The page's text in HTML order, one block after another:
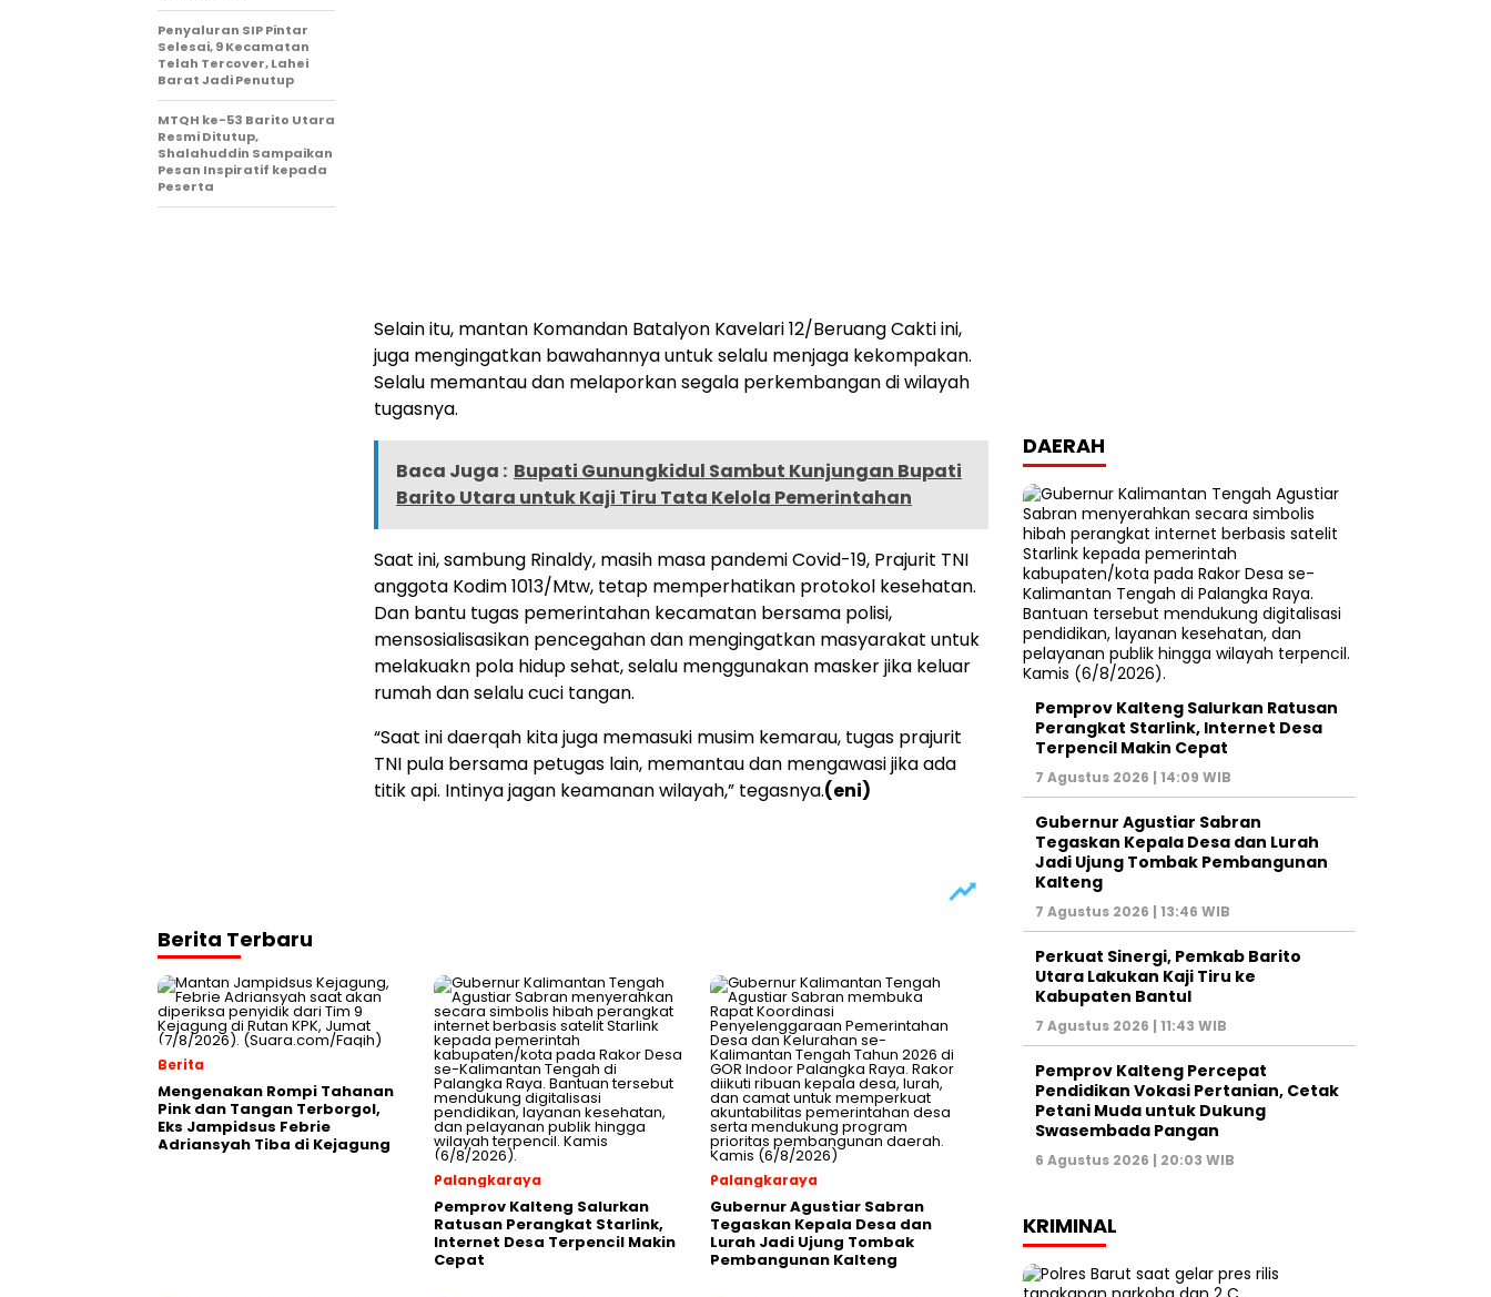
Selain itu, mantan Komandan Batalyon Kavelari 12/Beruang Cakti ini,
juga mengingatkan bawahannya untuk selalu menjaga kekompakan.
Selalu memantau dan melaporkan segala perkembangan di wilayah
tugasnya.
Baca Juga : Bupati Gunungkidul Sambut Kunjungan Bupati
Barito Utara untuk Kaji Tiru Tata Kelola Pemerintahan
Saat ini, sambung Rinaldy, masih masa pandemi Covid-19, Prajurit TNI
anggota Kodim 1013/Mtw, tetap memperhatikan protokol kesehatan.
Dan bantu tugas pemerintahan kecamatan bersama polisi,
mensosialisasikan pencegahan dan mengingatkan masyarakat untuk
melakuakn pola hidup sehat, selalu menggunakan masker jika keluar
rumah dan selalu cuci tangan.
“Saat ini daerqah kita juga memasuki musim kemarau, tugas prajurit
TNI pula bersama petugas lain, memantau dan mengawasi jika ada
titik api. Intinya jagan keamanan wilayah,” tegasnya.(eni)
Penyaluran SIP Pintar
Selesai, 9 Kecamatan
Telah Tercover, Lahei
Barat Jadi Penutup
MTQH ke-53 Barito Utara
Resmi Ditutup,
Shalahuddin Sampaikan
Pesan Inspiratif kepada
Peserta
Berita Terbaru
Berita
Mengenakan Rompi Tahanan
Pink dan Tangan Terborgol,
Eks Jampidsus Febrie
Adriansyah Tiba di Kejagung
Palangkaraya
Pemprov Kalteng Salurkan
Ratusan Perangkat Starlink,
Internet Desa Terpencil Makin
Cepat
Palangkaraya
Gubernur Agustiar Sabran
Tegaskan Kepala Desa dan
Lurah Jadi Ujung Tombak
Pembangunan Kalteng
DAERAH
Pemprov Kalteng Salurkan Ratusan
Perangkat Starlink, Internet Desa
Terpencil Makin Cepat
7 Agustus 2026 | 14:09 WIB
Gubernur Agustiar Sabran
Tegaskan Kepala Desa dan Lurah
Jadi Ujung Tombak Pembangunan
Kalteng
7 Agustus 2026 | 13:46 WIB
Perkuat Sinergi, Pemkab Barito
Utara Lakukan Kaji Tiru ke
Kabupaten Bantul
7 Agustus 2026 | 11:43 WIB
Pemprov Kalteng Percepat
Pendidikan Vokasi Pertanian, Cetak
Petani Muda untuk Dukung
Swasembada Pangan
6 Agustus 2026 | 20:03 WIB
KRIMINAL